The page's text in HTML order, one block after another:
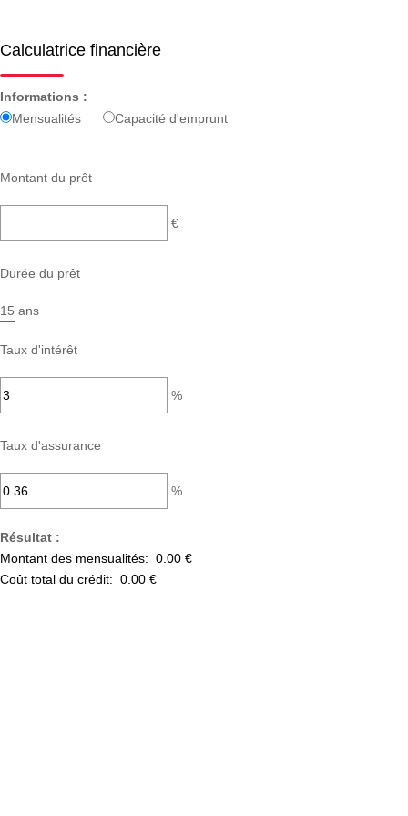
Calculatrice financière
Informations :
Mensualités
Capacité d'emprunt
Montant du prêt
€
Durée du prêt
ans
Taux d'intérêt
%
Taux d'assurance
%
Résultat :
Montant des mensualités: 0.00 €
Coût total du crédit: 0.00 €